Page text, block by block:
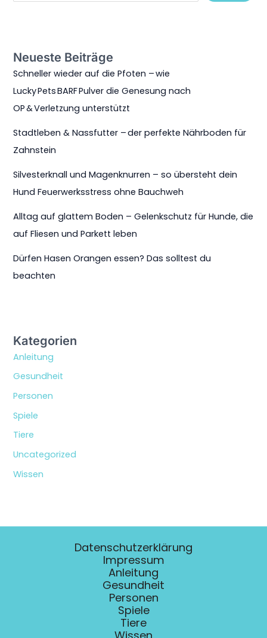
Neueste Beiträge
Schneller wieder auf die Pfoten – wie
Lucky Pets BARF Pulver die Genesung nach
OP & Verletzung unterstützt
Stadtleben & Nassfutter – der perfekte Nährboden für
Zahnstein
Silvesterknall und Magenknurren – so übersteht dein
Hund Feuerwerksstress ohne Bauchweh
Alltag auf glattem Boden – Gelenkschutz für Hunde, die
auf Fliesen und Parkett leben
Dürfen Hasen Orangen essen? Das solltest du
beachten
Kategorien
Anleitung
Gesundheit
Personen
Spiele
Tiere
Uncategorized
Wissen
Datenschutzerklärung
Impressum
Anleitung
Gesundheit
Personen
Spiele
Tiere